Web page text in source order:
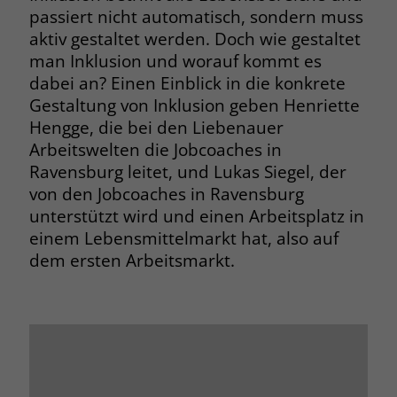
passiert nicht automatisch, sondern muss
aktiv gestaltet werden. Doch wie gestaltet
man Inklusion und worauf kommt es
dabei an? Einen Einblick in die konkrete
Gestaltung von Inklusion geben Henriette
Hengge, die bei den Liebenauer
Arbeitswelten die Jobcoaches in
Ravensburg leitet, und Lukas Siegel, der
von den Jobcoaches in Ravensburg
unterstützt wird und einen Arbeitsplatz in
einem Lebensmittelmarkt hat, also auf
dem ersten Arbeitsmarkt.
Name PHPSESSID
Anbieter stiftung-liebenau.de
Laufzeit Session
Zweck
Behält die Zustände des Benutzers bei
allen Seitenanfragen bei.
Name cookie_optin
Anbieter www.stiftung-liebenau.de
Zweck
Browsers und die Einstellungen
exklusiv für diese Website zu speichern.
Dadurch wird gewährleistet, dass
Aktionen, die bei späteren Besuchen
derselben Website durchgeführt
werden, mit derselben
Benutzerkennung verknüpft werden.
Name _clsk
Anbieter www.clarity.ms
Laufzeit 1 Jahr